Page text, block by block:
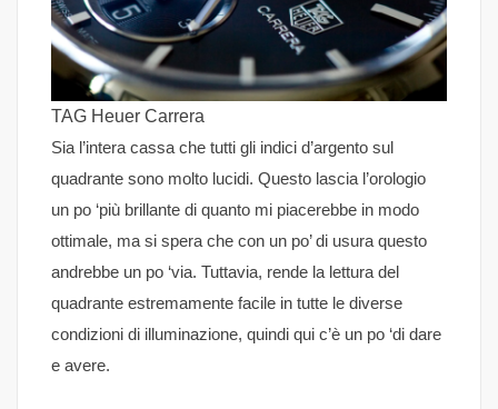
TAG Heuer Carrera
Sia l’intera cassa che tutti gli indici d’argento sul
quadrante sono molto lucidi. Questo lascia l’orologio
un po ‘più brillante di quanto mi piacerebbe in modo
ottimale, ma si spera che con un po’ di usura questo
andrebbe un po ‘via. Tuttavia, rende la lettura del
quadrante estremamente facile in tutte le diverse
condizioni di illuminazione, quindi qui c’è un po ‘di dare
e avere.